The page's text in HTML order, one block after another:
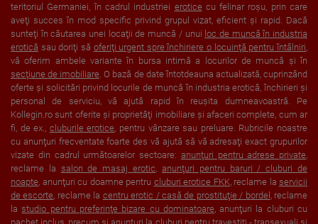
teritoriul Germaniei, în cadrul industriei eroticecu felinar roşu, prin care
aveţi succes în mod specific privind grupul vizat, eficient şi rapid. Dacă
sunteţi în căutarea unei locaţii de muncă / unui loc de muncă în industria
erotică sau doriţi să oferiţi urgent spre închiriere o locuinţă pentru întâlniri,
vă oferim ambele variante în bursa intimă a locurilor de muncă şi în
secţiune de imobiliare. O bază de date întotdeauna actualizată, cuprinzând
oferte şi solicitări privind locurile de muncă în industria erotică, închirieri şi
personal de serviciu, vă ajută rapid în reuşita dumneavoastră. Pe
Kollegin.ro sunt oferite şi proprietăţi imobiliare şi afaceri complete, cum ar
fi, de ex., cluburile erotice, pentru vânzare sau preluare. Rubricile noastre
cu anunţuri frecventate foarte des vă ajută să vă adresaţi exact grupurilor
vizate din cadrul următoarelor sectoare: anunţuri pentru adrese private,
reclame la salon de masaj erotic, anunţuri pentru baruri / cluburi de
noapte, anunţuri cu doamne pentru cluburi erotice FKK, reclame la servicii
de escorte, reclame la centru erotic / casă de prostituţie / bordel , reclame
lastudio pentru preferinţe bizare cu dominatoare, anunţuri la cluburi cu